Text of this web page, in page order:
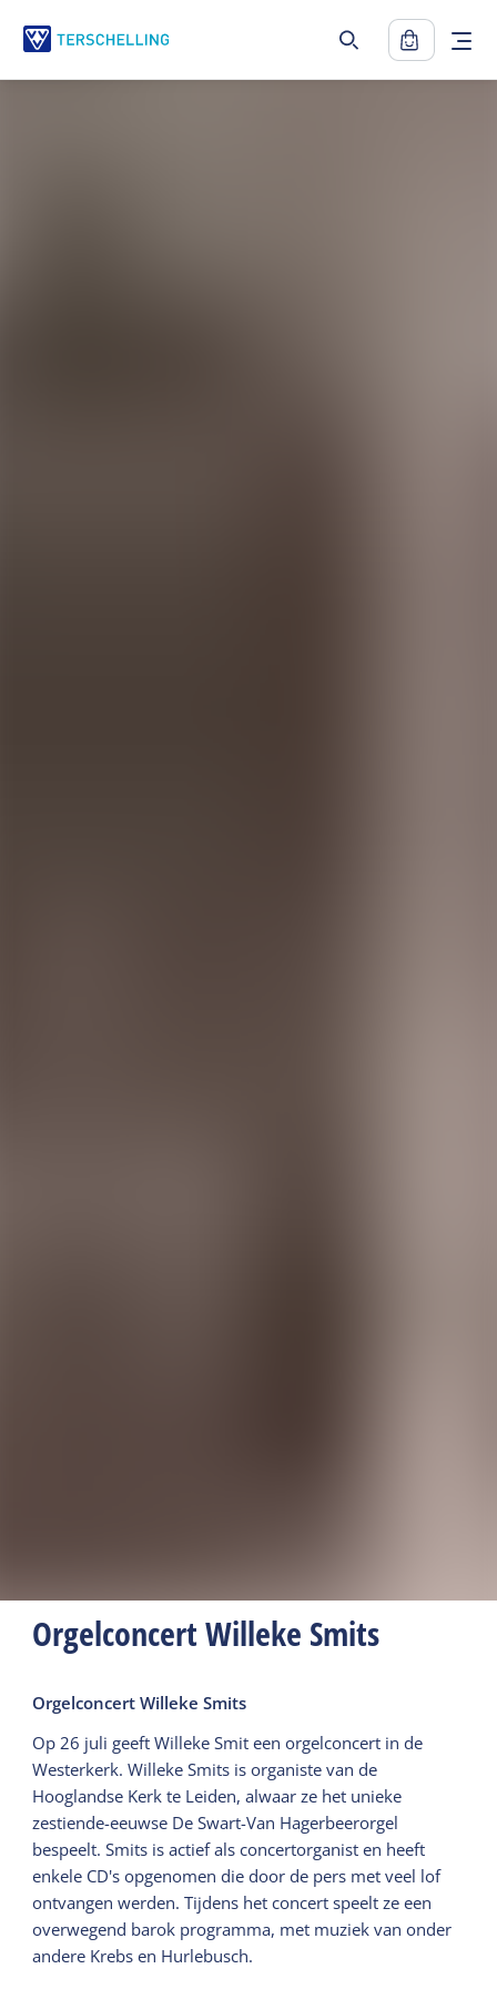
Orgelconcert Willeke Smits
Orgelconcert Willeke Smits
Op 26 juli geeft Willeke Smit een orgelconcert in de
Westerkerk. Willeke Smits is organiste van de
Hooglandse Kerk te Leiden, alwaar ze het unieke
zestiende-eeuwse De Swart-Van Hagerbeerorgel
bespeelt. Smits is actief als concertorganist en heeft
enkele CD's opgenomen die door de pers met veel lof
ontvangen werden. Tijdens het concert speelt ze een
overwegend barok programma, met muziek van onder
andere Krebs en Hurlebusch.